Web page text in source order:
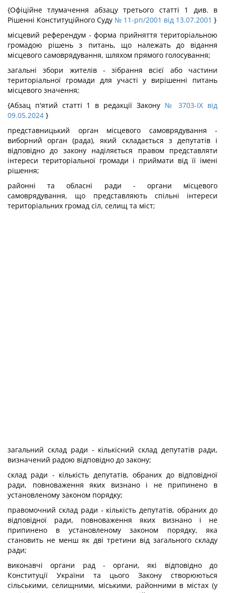
{Офіційне тлумачення абзацу третього статті 1 див. в
Рішенні Конституційного Суду № 11-рп/2001 від 13.07.2001 }
місцевий референдум - форма прийняття територіальною
громадою рішень з питань, що належать до відання
місцевого самоврядування, шляхом прямого голосування;
загальні збори жителів - зібрання всієї або частини
територіальної громади для участі у вирішенні питань
місцевого значення;
{Абзац п'ятий статті 1 в редакції Закону № 3703-IX від
09.05.2024 }
представницький орган місцевого самоврядування -
виборний орган (рада), який складається з депутатів і
відповідно до закону наділяється правом представляти
інтереси територіальної громади і приймати від її імені
рішення;
районні та обласні ради - органи місцевого
самоврядування, що представляють спільні інтереси
територіальних громад сіл, селищ та міст;
загальний склад ради - кількісний склад депутатів ради,
визначений радою відповідно до закону;
склад ради - кількість депутатів, обраних до відповідної
ради, повноваження яких визнано і не припинено в
установленому законом порядку;
правомочний склад ради - кількість депутатів, обраних до
відповідної ради, повноваження яких визнано і не
припинено в установленому законом порядку, яка
становить не менш як дві третини від загального складу
ради;
виконавчі органи рад - органи, які відповідно до
Конституції України та цього Закону створюються
сільськими, селищними, міськими, районними в містах (у